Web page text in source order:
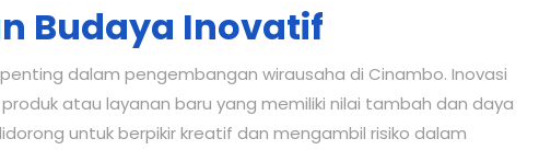
Budaya Inovatif
dalam pengembangan wirausaha di Cinambo. Inovasi
atau layanan baru yang memiliki nilai tambah dan daya
untuk berpikir kreatif dan mengambil risiko dalam